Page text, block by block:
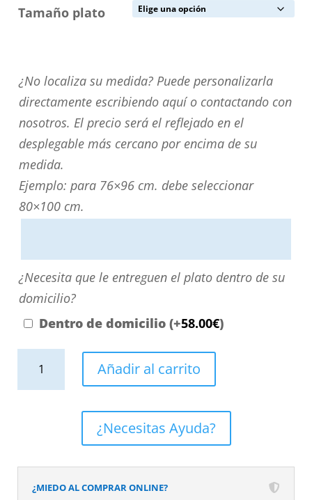
Tamaño plato
¿No
localiza
su
medida?
Puede
personalizarla
directamente
contactando
nosotros.
El
precio
será
¿No localiza su medida? Puede personalizarla
directamente escribiendo aquí o contactando con
nosotros. El precio será el reflejado en el
desplegable más cercano por encima de su
medida.
Ejemplo: para 76×96 cm. debe seleccionar
80×100 cm.
¿Necesita
que
le
domicilio?
¿Necesita que le entreguen el plato dentro de su
domicilio?
Dentro de domicilio (+58.00€)
pizarra.
Efecto
Añadir al carrito
¿Necesitas Ayuda?
¿MIEDO AL COMPRAR ONLINE?